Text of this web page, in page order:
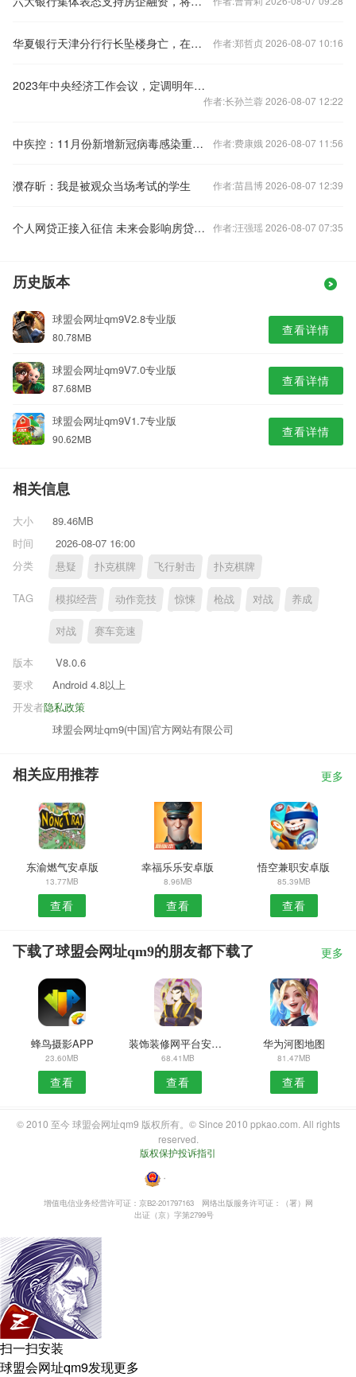
华夏银行天津分行行长坠楼身亡，在任刚满三年 作者:郑哲贞 2026-08-07 10:16
2023年中央经济工作会议，定调明年经济工作
作者:长孙兰蓉 2026-08-07 12:22
中疾控：11月份新增新冠病毒感染重症病例135例 作者:费康娥 2026-08-07 11:56
濮存昕：我是被观众当场考试的学生 作者:苗昌博 2026-08-07 12:39
个人网贷正接入征信 未来会影响房贷么？ 作者:汪强瑶 2026-08-07 07:35
历史版本
球盟会网址qm9V2.8专业版
80.78MB 查看详情
球盟会网址qm9V7.0专业版
87.68MB 查看详情
球盟会网址qm9V1.7专业版
90.62MB 查看详情
相关信息
大小
89.46MB
时间
2026-08-07 16:00
分类
悬疑 扑克棋牌 飞行射击 扑克棋牌
TAG 模拟经营 动作竞技 惊悚 枪战 对战 养成
对战 赛车竞速
版本
V8.0.6
要求
Android 4.8以上
隐私政策
开发者
球盟会网址qm9(中国)官方网站有限公司
相关应用推荐 更多
东渝燃气安卓版
13.77MB
查看
幸福乐乐安卓版
8.96MB
查看
悟空兼职安卓版
85.39MB
查看
下载了球盟会网址qm9的朋友都下载了 更多
蜂鸟摄影APP
23.60MB
查看
装饰装修网平台安卓版
68.41MB
查看
华为河图地图
81.47MB
查看
© 2010 至今 球盟会网址qm9 版权所有。© Since 2010 ppkao.com. All rights
reserved.
版权保护投诉指引
・
增值电信业务经营许可证：京B2-201797163
网络出版服务许可证：（署）网
出证（京）字第2799号
扫一扫安装
球盟会网址qm9发现更多